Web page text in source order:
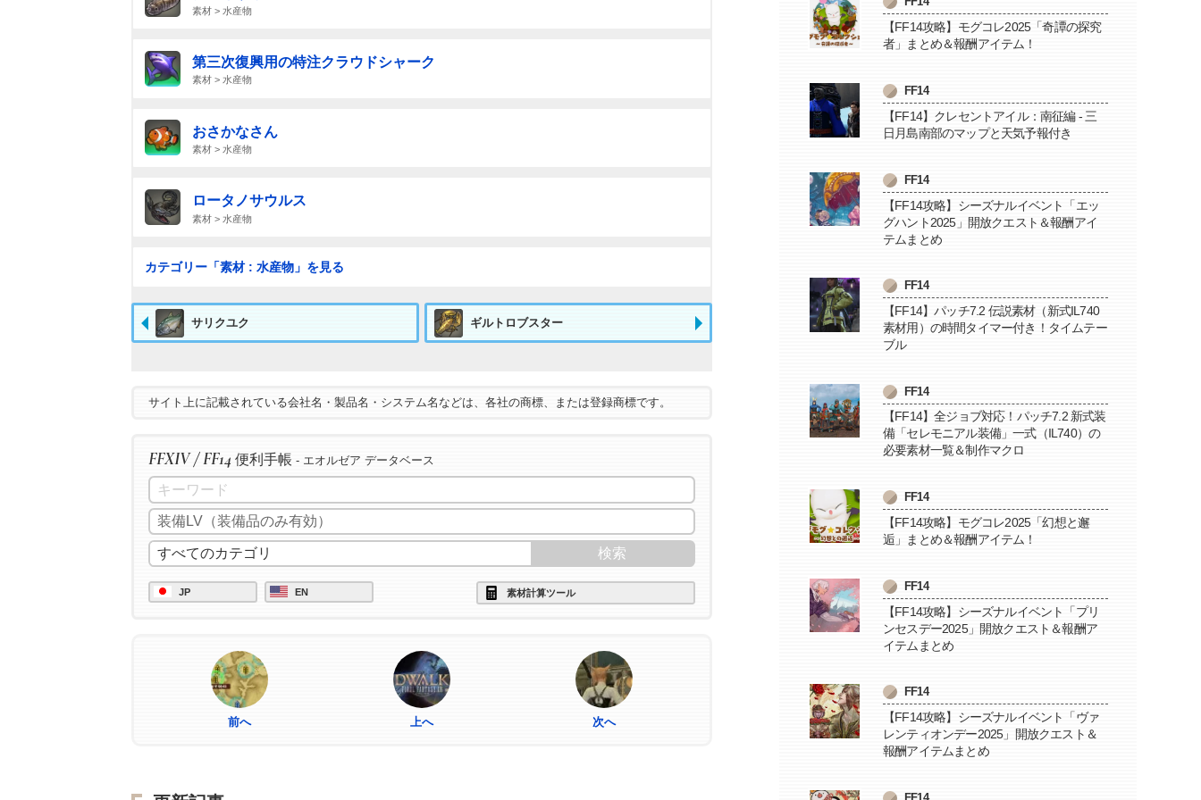
素材 > 水産物
第三次復興用の特注クラウドシャーク
素材 > 水産物
おさかなさん
素材 > 水産物
ロータノサウルス
素材 > 水産物
カテゴリー「素材 : 水産物」を見る
サリクユク ギルトロブスター
サイト上に記載されている会社名・製品名・システム名などは、各社の商標、または登録商標です。
FFXIV / FF14 便利手帳 - エオルゼア データベース
JP EN 素材計算ツール
前へ 上へ 次へ
【FF14攻略】モグコレ2025「奇譚の探究
者」まとめ＆報酬アイテム！
FF14
【FF14】クレセントアイル：南征編 - 三
日月島南部のマップと天気予報付き
FF14
【FF14攻略】シーズナルイベント「エッ
グハント2025」開放クエスト＆報酬アイ
テムまとめ
FF14
【FF14】パッチ7.2 伝説素材（新式IL740
素材用）の時間タイマー付き！タイムテー
ブル
FF14
【FF14】全ジョブ対応！パッチ7.2 新式装
備「セレモニアル装備」一式（IL740）の
必要素材一覧＆制作マクロ
FF14
【FF14攻略】モグコレ2025「幻想と邂
逅」まとめ＆報酬アイテム！
FF14
【FF14攻略】シーズナルイベント「プリ
ンセスデー2025」開放クエスト＆報酬ア
イテムまとめ
FF14
【FF14攻略】シーズナルイベント「ヴァ
レンティオンデー2025」開放クエスト＆
報酬アイテムまとめ